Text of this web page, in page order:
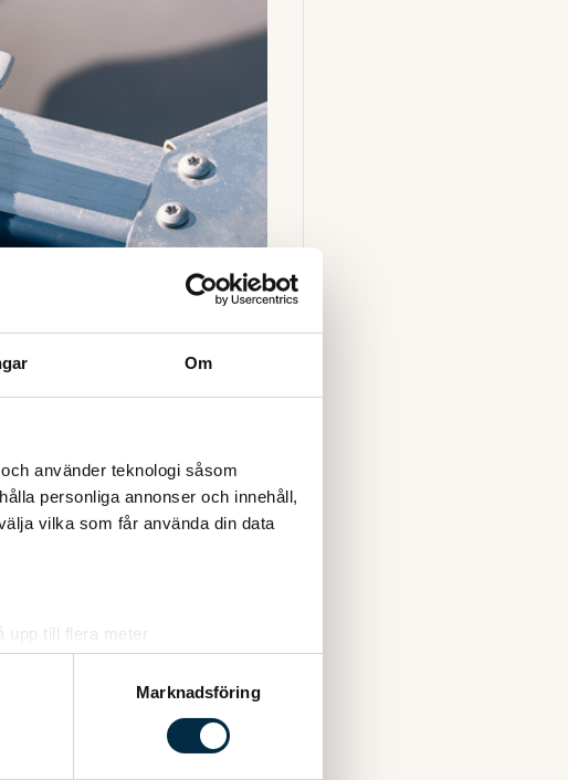
Om
använder teknologi såsom
personliga annonser och innehåll,
vilka som får använda din data
upp till flera meter
i
detaljsektionen. Du kan ändra
Marknadsföring